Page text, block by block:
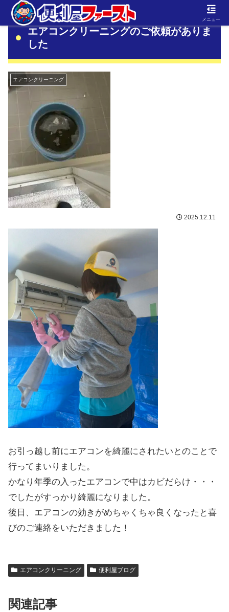
エアコンクリーニングのご依頼がありま
した
エアコンクリーニング
2025.12.11
お引っ越し前にエアコンを綺麗にされたいとのことで
行ってまいりました。
かなり年季の入ったエアコンで中はカビだらけ・・・
でしたがすっかり綺麗になりました。
後日、エアコンの効きがめちゃくちゃ良くなったと喜
びのご連絡をいただきました！
エアコンクリーニング 便利屋ブログ
関連記事
メニュー